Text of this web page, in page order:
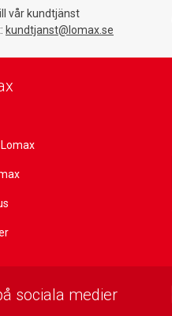
vår kundtjänst
kundtjanst@lomax.se
sociala medier